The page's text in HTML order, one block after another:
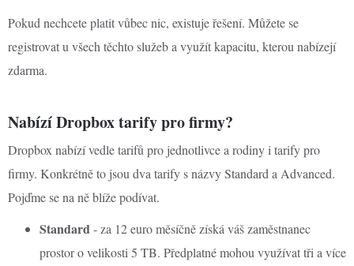
Pokud nechcete platit vůbec nic, existuje řešení. Můžete se
registrovat u všech těchto služeb a využít kapacitu, kterou nabízejí
zdarma.
Nabízí Dropbox tarify pro firmy?
Dropbox nabízí vedle tarifů pro jednotlivce a rodiny i tarify pro
firmy. Konkrétně to jsou dva tarify s názvy Standard a Advanced.
Pojďme se na ně blíže podívat.
Standard- za 12 euro měsíčně získá váš zaměstnanec
prostor o velikosti 5 TB. Předplatné mohou využívat tři a více